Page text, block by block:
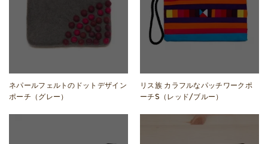
ネパールフェルトのドットデザイン
ポーチ（グレー）
リス族 カラフルなパッチワークポ
ーチS（レッド/ブルー）